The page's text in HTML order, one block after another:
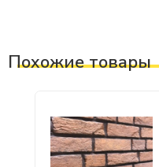
Похожие товары